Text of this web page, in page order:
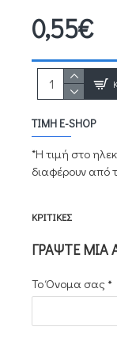
ΤΙΜΉ E-SHOP
*Η τιμή στο
διαφέρουν από
ΚΡΙΤΙΚΈΣ
ΓΡΆΨΤΕ ΜΙΑ
Το Όνομα σας
0,55€